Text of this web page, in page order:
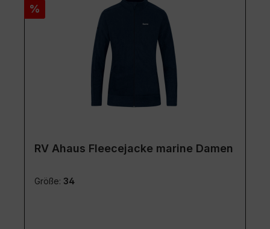
Rabatt
%
RV Ahaus Fleecejacke marine Damen
Größe: 34